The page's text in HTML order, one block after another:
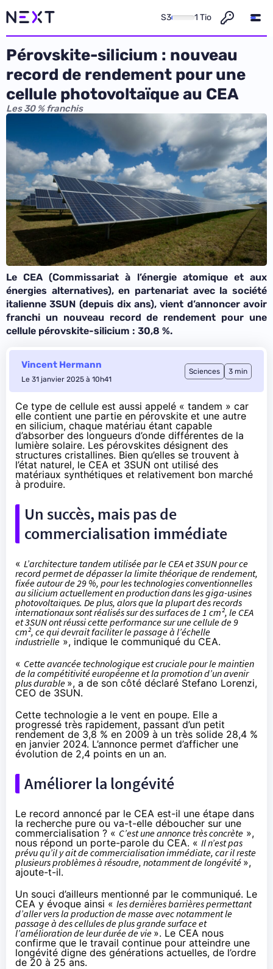
S3 1 Tio
Pérovskite-silicium : nouveau
record de rendement pour une
cellule photovoltaïque au CEA
Les 30 % franchis
Le CEA (Commissariat à l’énergie atomique et aux
énergies alternatives), en partenariat avec la société
italienne 3SUN (depuis dix ans), vient d’annoncer avoir
franchi un nouveau record de rendement pour une
cellule pérovskite-silicium : 30,8 %.
Vincent Hermann
Le 31 janvier 2025 à 10h41
Sciences 3 min
Ce type de cellule est aussi appelé « tandem » car
elle contient une partie en pérovskite et une autre
en silicium, chaque matériau étant capable
d’absorber des longueurs d’onde différentes de la
lumière solaire. Les pérovskites désignent des
structures cristallines. Bien qu’elles se trouvent à
l’état naturel, le CEA et 3SUN ont utilisé des
matériaux synthétiques et relativement bon marché
à produire.
Un succès, mais pas de
commercialisation immédiate
« L’architecture tandem utilisée par le CEA et 3SUN pour ce
record permet de dépasser la limite théorique de rendement,
fixée autour de 29 %, pour les technologies conventionnelles
au silicium actuellement en production dans les giga-usines
photovoltaïques. De plus, alors que la plupart des records
internationaux sont réalisés sur des surfaces de 1 cm², le CEA
et 3SUN ont réussi cette performance sur une cellule de 9
cm², ce qui devrait faciliter le passage à l’échelle
industrielle », indique le communiqué du CEA.
« Cette avancée technologique est cruciale pour le maintien
de la compétitivité européenne et la promotion d’un avenir
plus durable », a de son côté déclaré Stefano Lorenzi,
CEO de 3SUN.
Cette technologie a le vent en poupe. Elle a
progressé très rapidement, passant d’un petit
rendement de 3,8 % en 2009 à un très solide 28,4 %
en janvier 2024. L’annonce permet d’afficher une
évolution de 2,4 points en un an.
Améliorer la longévité
Le record annoncé par le CEA est-il une étape dans
la recherche pure ou va-t-elle déboucher sur une
commercialisation ? « C’est une annonce très concrète »,
nous répond un porte-parole du CEA. « Il n’est pas
prévu qu’il y ait de commercialisation immédiate, car il reste
plusieurs problèmes à résoudre, notamment de longévité »,
ajoute-t-il.
Un souci d’ailleurs mentionné par le communiqué. Le
CEA y évoque ainsi « les dernières barrières permettant
d’aller vers la production de masse avec notamment le
passage à des cellules de plus grande surface et
l’amélioration de leur durée de vie ». Le CEA nous
confirme que le travail continue pour atteindre une
longévité digne des générations actuelles, de l’ordre
de 20 à 25 ans.